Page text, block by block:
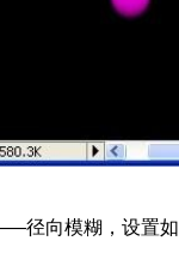
向模糊，设置如